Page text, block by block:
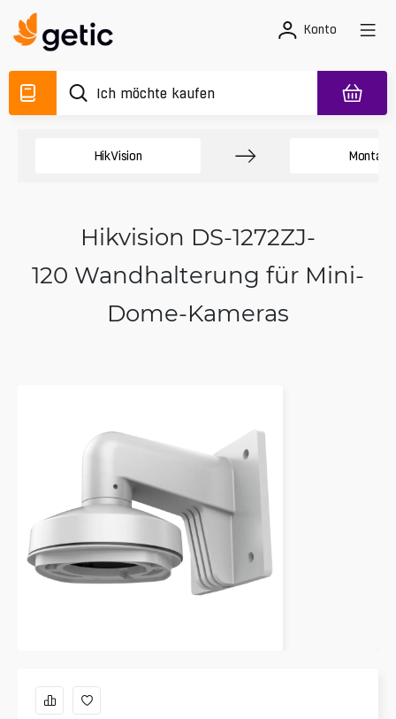
Konto
HikVision Montage
Hikvision DS-1272ZJ-
120 Wandhalterung für Mini-
Dome-Kameras